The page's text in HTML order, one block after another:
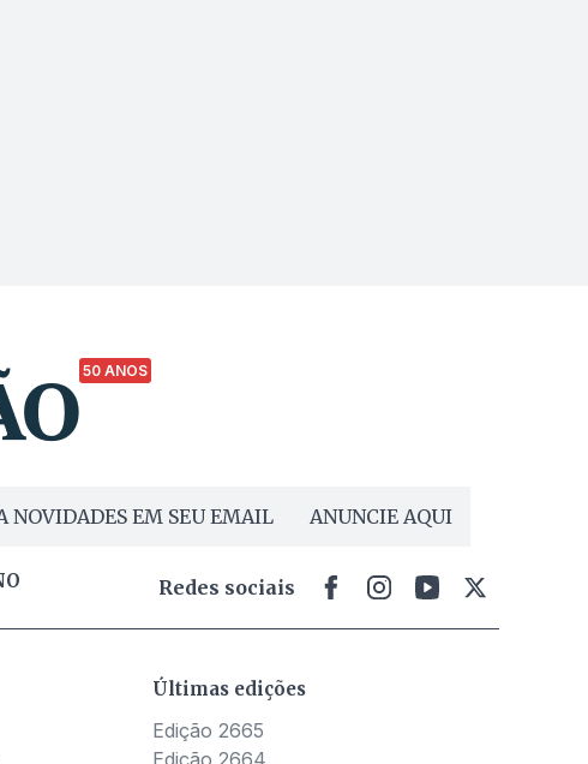
50 ANOS
NOVIDADES EM SEU EMAIL ANUNCIE AQUI
Redes sociais
Últimas edições
Edição 2665
Edição 2664